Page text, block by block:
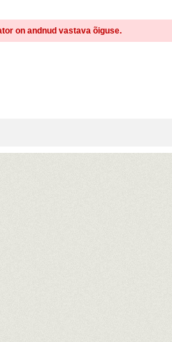
on andnud vastava õiguse.